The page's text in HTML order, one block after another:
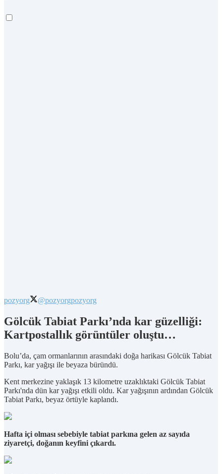
pozyorg @pozyorgpozyorg
Gölcük Tabiat Parkı’nda kar güzelliği:
Kartpostallık görüntüler oluştu…
Bolu’da, çam ormanlarının arasındaki doğa harikası Gölcük Tabiat
Parkı, kar yağışı ile beyaza büründü.
Kent merkezine yaklaşık 13 kilometre uzaklıktaki Gölcük Tabiat
Parkı'nda dün kar yağışı etkili oldu. Kar yağışının ardından Gölcük
Tabiat Parkı, beyaz örtüyle kaplandı.
Hafta içi olması sebebiyle tabiat parkına gelen az sayıda
ziyaretçi, doğanın keyfini çıkardı.